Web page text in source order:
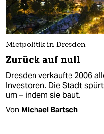
Mietpolitik in Dresden
Zurück auf null
Dresden verkaufte 2006
Investoren. Die Stadt
um – indem sie baut.
Von Michael Bartsch